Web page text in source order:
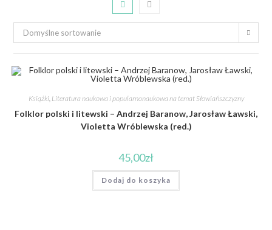
Domyślne sortowanie
Książki, Literatura naukowa i popularnonaukowa na temat Słowiańszczyzny
Folklor polski i litewski – Andrzej Baranow, Jarosław Ławski,
Violetta Wróblewska (red.)
45,00zł
Dodaj do koszyka